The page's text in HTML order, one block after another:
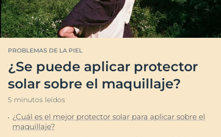
PROBLEMAS DE LA PIEL
¿Se puede aplicar protector
solar sobre el maquillaje?
5 minutos leídos
¿Cuál es el mejor protector solar para aplicar sobre el
maquillaje?